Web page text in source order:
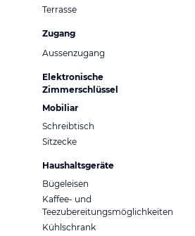
Terrasse
Zugang
Aussenzugang
Elektronische
Zimmerschlüssel
Mobiliar
Schreibtisch
Sitzecke
Haushaltsgeräte
Bügeleisen
Kaffee- und
Teezubereitungsmöglichkeiten
Kühlschrank